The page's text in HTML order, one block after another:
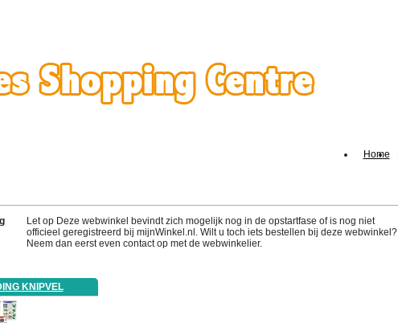
Home
Let op Deze webwinkel bevindt zich mogelijk nog in de opstartfase of is nog niet
officieel geregistreerd bij mijnWinkel.nl. Wilt u toch iets bestellen bij deze webwinkel?
Neem dan eerst even contact op met de webwinkelier.
KNIPVEL